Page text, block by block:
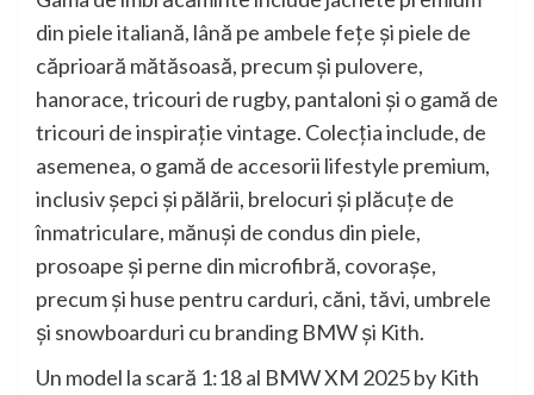
din piele italiană, lână pe ambele feţe şi piele de
căprioară mătăsoasă, precum şi pulovere,
hanorace, tricouri de rugby, pantaloni şi o gamă de
tricouri de inspiraţie vintage. Colecţia include, de
asemenea, o gamă de accesorii lifestyle premium,
inclusiv şepci şi pălării, brelocuri şi plăcuţe de
înmatriculare, mănuşi de condus din piele,
prosoape şi perne din microfibră, covoraşe,
precum şi huse pentru carduri, căni, tăvi, umbrele
şi snowboarduri cu branding BMW şi Kith.
Un model la scară 1:18 al BMW XM 2025 by Kith